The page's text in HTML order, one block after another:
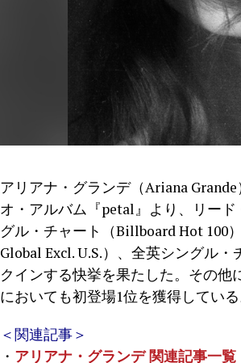
アリアナ・グランデ（Ariana
オ・アルバム『petal』より、リー
グル・チャート（Billboard Hot 100
Global Excl. U.S.）、全英シングル
クインする快挙を果たした。その
においても初登場1位を獲得している
＜関連記事＞
・ アリアナ・グランデ 関連記事一覧